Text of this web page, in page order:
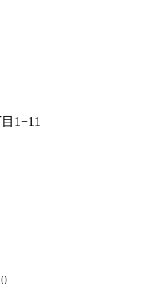
1−11